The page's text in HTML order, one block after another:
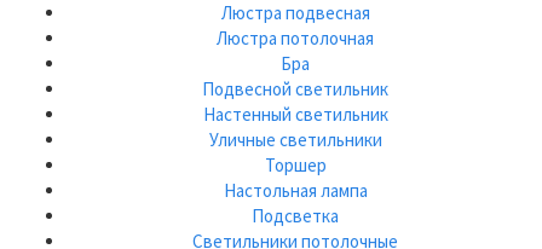
Люстра подвесная
Люстра потолочная
Бра
Подвесной светильник
Настенный светильник
Уличные светильники
Торшер
Настольная лампа
Подсветка
Светильники потолочные